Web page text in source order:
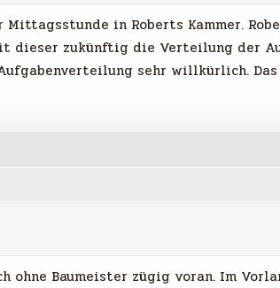
Mittagsstunde in Roberts Kammer.
dieser zukünftig die Verteilung der
sehr willkürlich.
ohne Baumeister zügig voran. Im